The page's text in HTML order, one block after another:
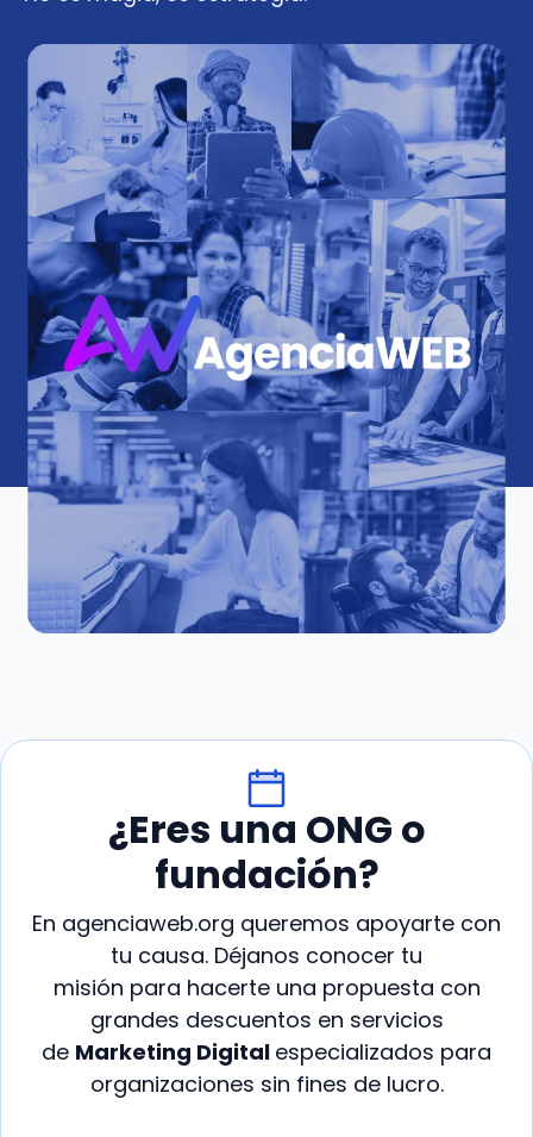
¿Eres una ONG o
fundación?
En agenciaweb.org queremos apoyarte con
tu causa. Déjanos conocer tu
misión para hacerte una propuesta con
grandes descuentos en servicios
de Marketing Digital especializados para
organizaciones sin fines de lucro.